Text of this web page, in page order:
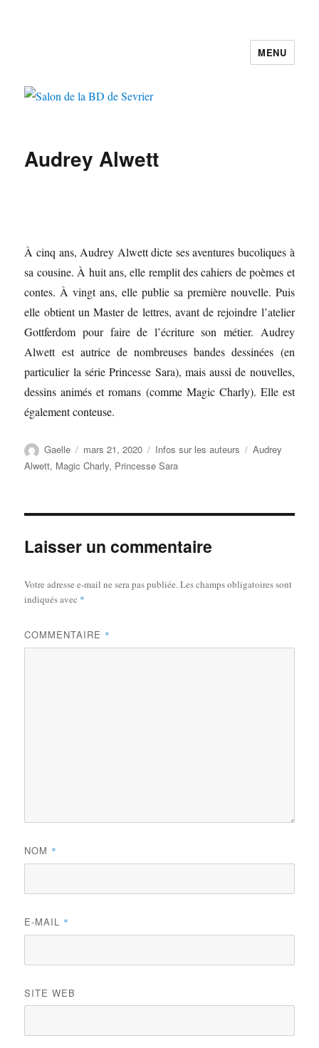
MENU
Audrey Alwett
À cinq ans, Audrey Alwett dicte ses aventures bucoliques à
sa cousine. À huit ans, elle remplit des cahiers de poèmes et
contes. À vingt ans, elle publie sa première nouvelle. Puis
elle obtient un Master de lettres, avant de rejoindre l’atelier
Gottferdom pour faire de l’écriture son métier. Audrey
Alwett est autrice de nombreuses bandes dessinées (en
particulier la série Princesse Sara), mais aussi de nouvelles,
dessins animés et romans (comme Magic Charly). Elle est
également conteuse.
Gaelle mars 21, 2020 Infos sur les auteurs
Audrey
Alwett, Magic Charly, Princesse Sara
Laisser un commentaire
Votre adresse e-mail ne sera pas publiée. Les champs obligatoires sont
indiqués avec *
COMMENTAIRE *
NOM *
E-MAIL *
SITE WEB